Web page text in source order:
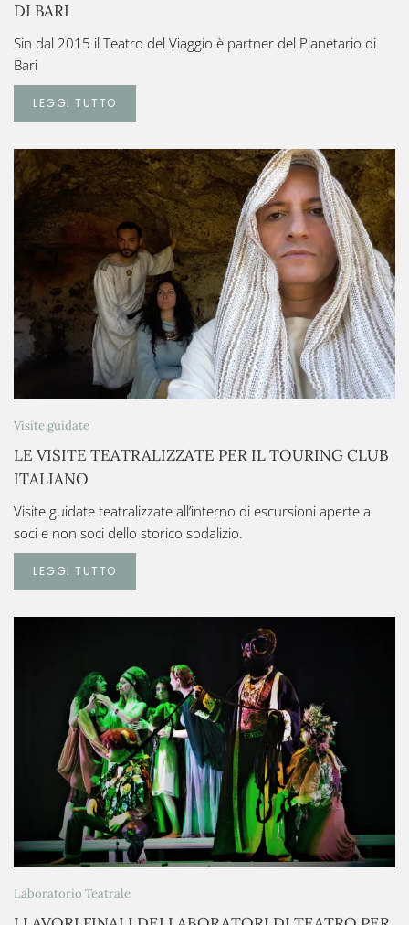
DI BARI
Sin dal 2015 il Teatro del Viaggio è partner del Planetario di
Bari
LEGGI TUTTO
Visite guidate
LE VISITE TEATRALIZZATE PER IL TOURING CLUB
ITALIANO
Visite guidate teatralizzate all’interno di escursioni aperte a
soci e non soci dello storico sodalizio.
LEGGI TUTTO
Laboratorio Teatrale